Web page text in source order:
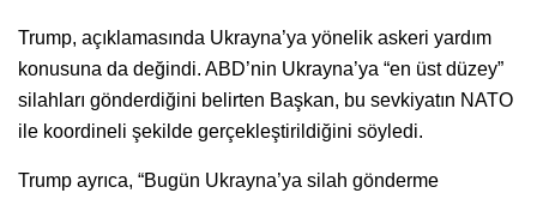
Trump, açıklamasında Ukrayna’ya yönelik askeri yardım
konusuna da değindi. ABD’nin Ukrayna’ya “en üst düzey”
silahları gönderdiğini belirten Başkan, bu sevkiyatın NATO
ile koordineli şekilde gerçekleştirildiğini söyledi.
Trump ayrıca, “Bugün Ukrayna’ya silah gönderme